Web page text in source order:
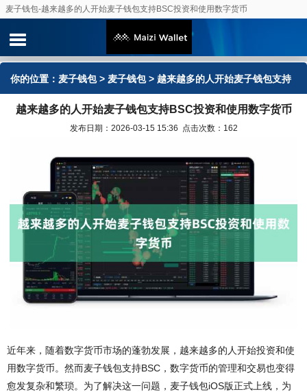
麦子钱包-越来越多的人开始麦子钱包支持BSC投资和使用数字货币
你的位置： 麦子钱包> 麦子钱包> 越来越多的人开始麦子钱包支持
BSC投资和使用数字货币
越来越多的人开始麦子钱包支持BSC投资和使用数字货币
发布日期：2026-03-15 15:36 点击次数：162
近年来，随着数字货币市场的蓬勃发展，越来越多的人开始投资和使
用数字货币。然而麦子钱包支持BSC，数字货币的管理和交易也变得
愈发复杂和繁琐。为了解决这一问题，麦子钱包iOS版正式上线，为